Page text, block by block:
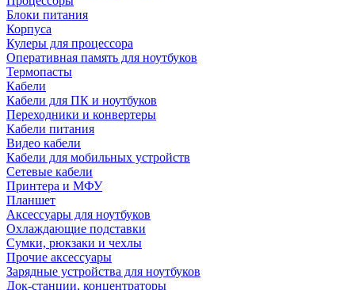
Блоки питания
Корпуса
Кулеры для процессора
Оперативная память для ноутбуков
Термопасты
Кабели
Кабели для ПК и ноутбуков
Переходники и конвертеры
Кабели питания
Видео кабели
Кабели для мобильных устройств
Сетевые кабели
Принтера и МФУ
Планшет
Аксессуары для ноутбуков
Охлаждающие подставки
Сумки, рюкзаки и чехлы
Прочие аксессуары
Зарядные устройства для ноутбуков
Док-станции, концентраторы